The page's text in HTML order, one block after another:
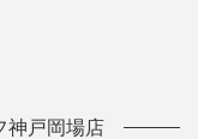
神戸岡場店